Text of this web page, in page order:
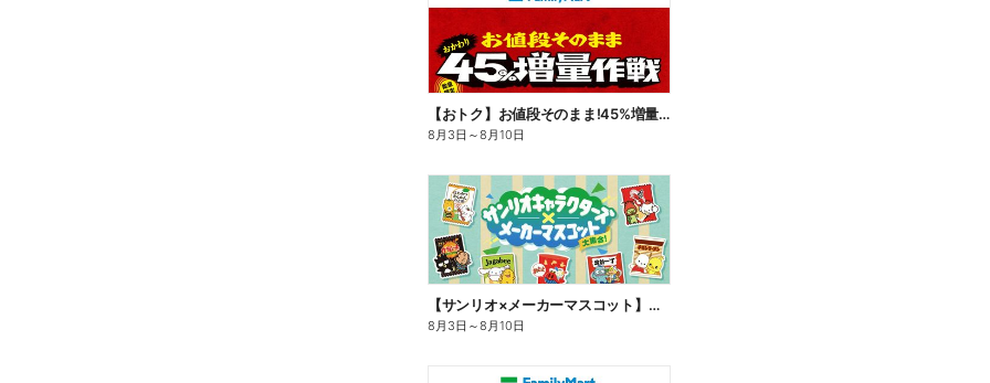
【おトク】お値段そのまま!45%増量作戦!
8月3日 ～8月10日
【サンリオ×メーカーマスコット】オリジナルグッズ貰える!
8月3日 ～8月10日